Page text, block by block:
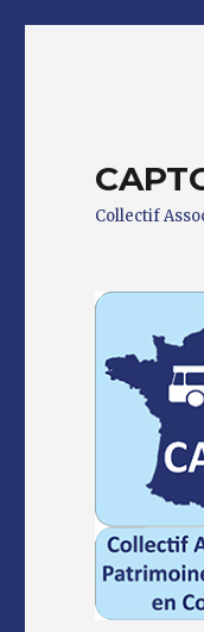
Collectif
0 h 00 min
1 h 00 min
2 h 00 min